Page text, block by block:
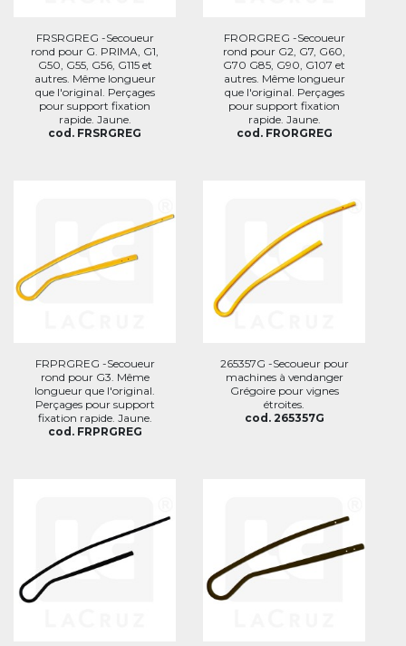
FRSRGREG -Secoueur
rond pour G. PRIMA, G1,
G50, G55, G56, G115 et
autres. Même longueur
que l'original. Perçages
pour support fixation
rapide. Jaune.
cod. FRSRGREG
FRORGREG -Secoueur
rond pour G2, G7, G60,
G70 G85, G90, G107 et
autres. Même longueur
que l'original. Perçages
pour support fixation
rapide. Jaune.
cod. FRORGREG
FRPRGREG -Secoueur
rond pour G3. Même
longueur que l'original.
Perçages pour support
fixation rapide. Jaune.
cod. FRPRGREG
265357G -Secoueur pour
machines à vendanger
Grégoire pour vignes
étroites.
cod. 265357G